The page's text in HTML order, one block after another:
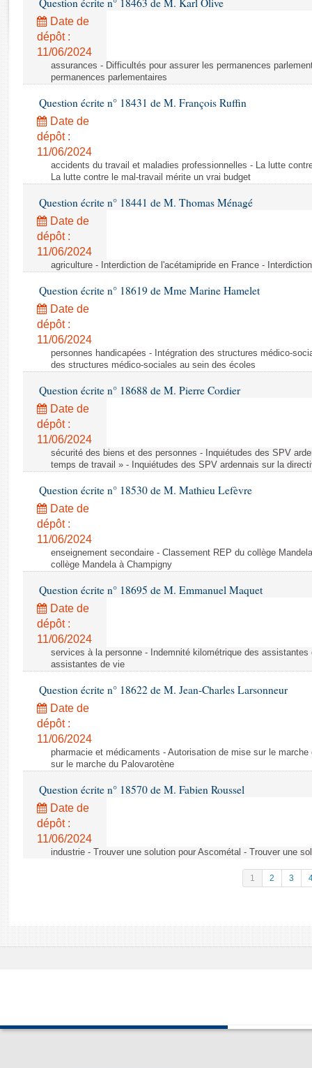
Rapports d'enquête
Rapports législatifs
Rapports sur l'application des lois
Baromètre de l’application des lois
Budget et sécurité sociale
Questions écrites et orales
Comptes rendus des débats
Question écrite n° 18463 de M. Karl Olive
Date de
dépôt :
11/06/2024
assurances - Difficultés pour assurer les permanences
permanences parlementaires
Question écrite n° 18431 de M. François Ruffin
Date de
dépôt :
11/06/2024
accidents du travail et maladies professionnelles - La lutte
La lutte contre le mal-travail mérite un vrai budget
Question écrite n° 18441 de M. Thomas Ménagé
Date de
dépôt :
11/06/2024
agriculture - Interdiction de l'acétamipride en France -
Question écrite n° 18619 de Mme Marine Hamelet
Date de
dépôt :
11/06/2024
personnes handicapées - Intégration des structures médico-
des structures médico-sociales au sein des écoles
Question écrite n° 18688 de M. Pierre Cordier
Date de
dépôt :
11/06/2024
sécurité des biens et des personnes - Inquiétudes des SPV
temps de travail » - Inquiétudes des SPV ardennais sur la
Question écrite n° 18530 de M. Mathieu Lefèvre
Date de
dépôt :
11/06/2024
enseignement secondaire - Classement REP du collège
collège Mandela à Champigny
Question écrite n° 18695 de M. Emmanuel Maquet
Date de
dépôt :
11/06/2024
services à la personne - Indemnité kilométrique des
assistantes de vie
Question écrite n° 18622 de M. Jean-Charles Larsonneur
Date de
dépôt :
11/06/2024
pharmacie et médicaments - Autorisation de mise sur le
sur le marche du Palovarotène
Question écrite n° 18570 de M. Fabien Roussel
Date de
dépôt :
11/06/2024
industrie - Trouver une solution pour Ascométal - Trouver une
1 2 3